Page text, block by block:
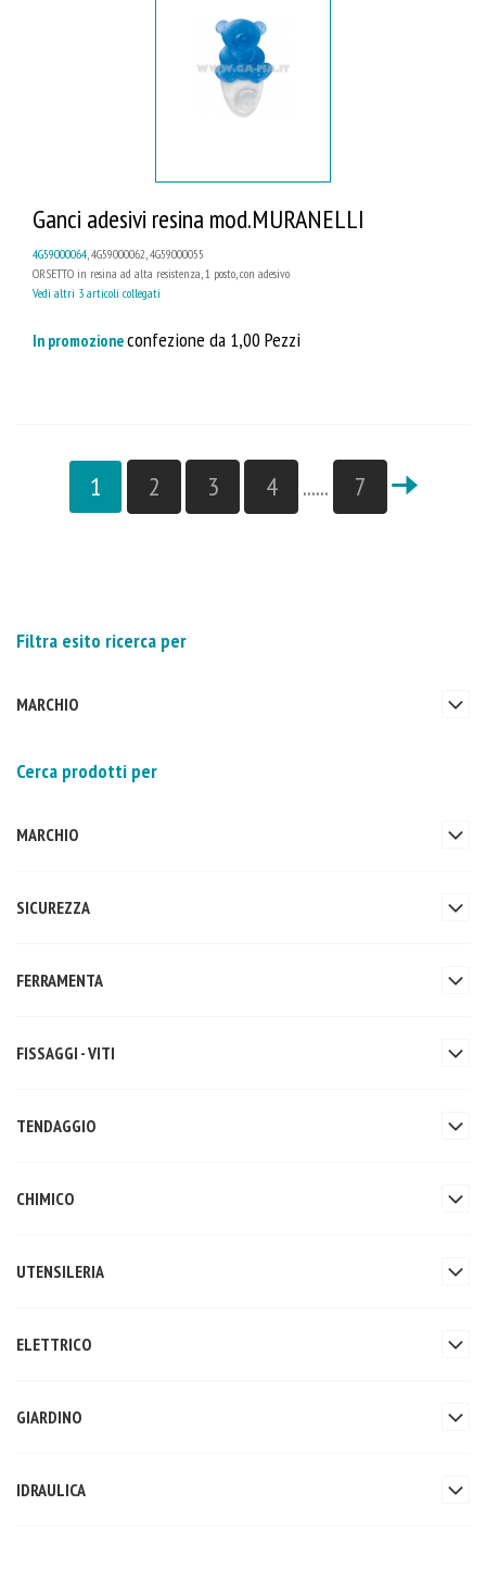
Ganci adesivi resina mod.MURANELLI
4G59000064, 4G59000062, 4G59000055
ORSETTO in resina ad alta resistenza, 1 posto, con adesivo
Vedi altri 3 articoli collegati
In promozioneconfezione da 1,00 Pezzi
1 2 3 4 ...... 7
Filtra esito ricerca per
MARCHIO
Cerca prodotti per
MARCHIO
SICUREZZA
FERRAMENTA
FISSAGGI - VITI
TENDAGGIO
CHIMICO
UTENSILERIA
ELETTRICO
GIARDINO
IDRAULICA